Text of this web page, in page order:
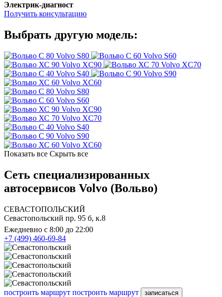
Электрик-диагност
Получить консультацию
Выбрать другую модель:
Volvo S80
Volvo S60
Volvo XC90
Volvo XC70
Volvo S40
Volvo S90
Volvo XC60
Volvo S80
Volvo S60
Volvo XC90
Volvo XC70
Volvo S40
Volvo S90
Volvo XC60
Показать все Скрыть все
Сеть специализированных
автосервисов Volvo (Вольво)
СЕВАСТОПОЛЬСКИЙ
Севастопольский пр. 95 б, к.8
Ежедневно с 8:00 до 22:00
+7 (499) 460-69-84
построить маршрут построить маршрут записаться